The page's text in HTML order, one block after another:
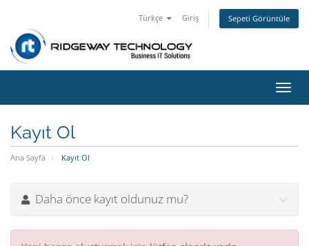
Türkçe Giriş Sepeti Görüntüle
Kayıt Ol
Ana Sayfa Kayıt Ol
Daha önce kayıt oldunuz mu?